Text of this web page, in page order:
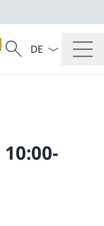
Suche
Suche
Sprach